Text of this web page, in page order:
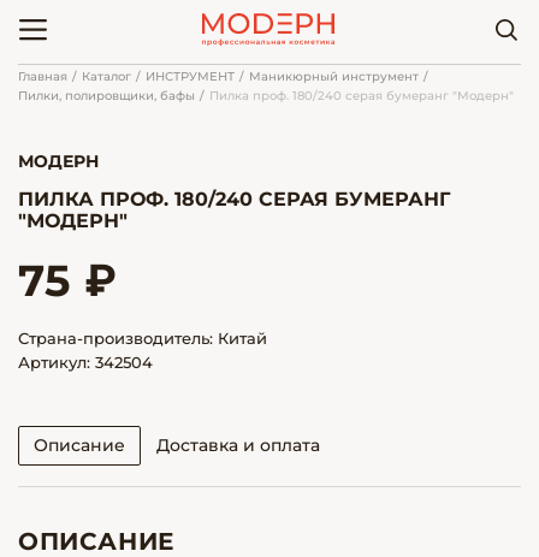
Главная Каталог ИНСТРУМЕНТ
Маникюрный инструмент
Пилки, полировщики, бафы
Пилка проф. 180/240 серая бумеранг "Модерн"
МОДЕРН
ПИЛКА ПРОФ. 180/240 СЕРАЯ БУМЕРАНГ
"МОДЕРН"
75 ₽
Страна-производитель: Китай
Артикул: 342504
Описание Доставка и оплата
ОПИСАНИЕ